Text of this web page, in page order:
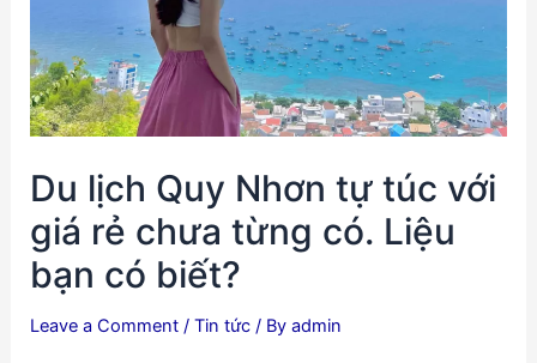
nhất
định
phải
về
quà
Du lịch Quy Nhơn tự túc với
giá rẻ chưa từng có. Liệu
bạn có biết?
Leave a Comment /Tin tức / Byadmin